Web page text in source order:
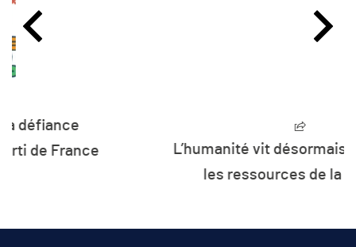
L’humanité vit désormais à crédit sur
les ressources de la planète